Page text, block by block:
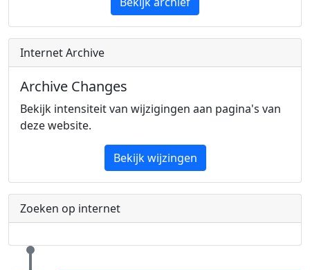
Internet Archive
Archive Changes
Bekijk intensiteit van wijzigingen aan pagina's van
deze website.
Bekijk wijzingen
Zoeken op internet